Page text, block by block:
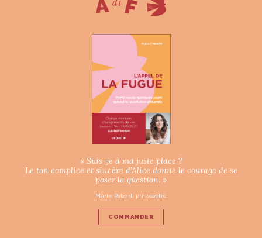
« Suis-je à ma juste place ?
Le ton complice et sincère d’Alice donne le courage de se
poser la question. »
Marie Robert, philosophe
COMMANDER